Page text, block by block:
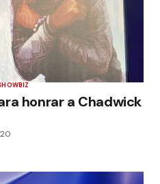
honrar a Chadwick